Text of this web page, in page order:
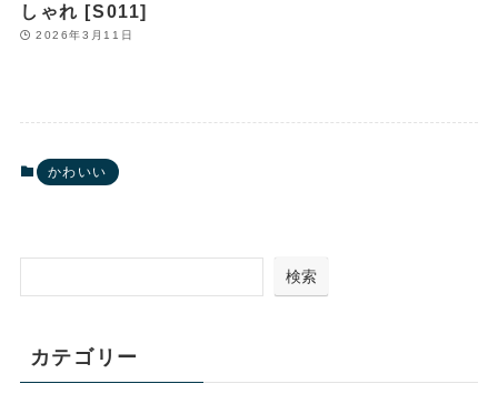
しゃれ [S011]
2026年3月11日
かわいい
検索
カテゴリー